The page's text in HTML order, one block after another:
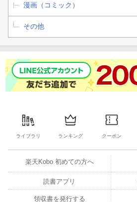
漫画（コミック）
その他
ライブラリ ランキング クーポン
楽天Kobo 初めての方へ
読書アプリ
領収書を発行する